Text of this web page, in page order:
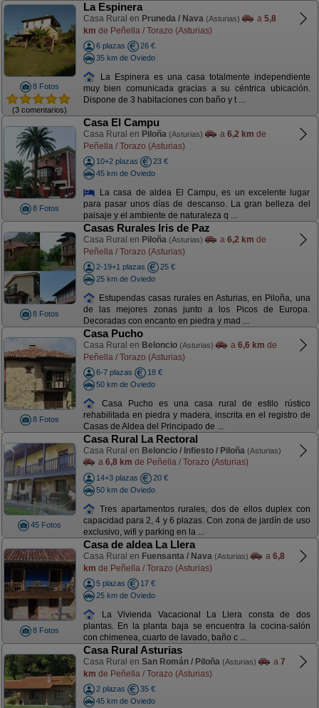
8 Fotos
(3 comentarios)
La Espinera
Casa Rural en Pruneda / Nava (Asturias) a 5,8
km de Peñella / Torazo (Asturias)
6 plazas
26 €
35 km de Oviedo
La Espinera es una casa totalmente independiente
muy bien comunicada gracias a su céntrica ubicación.
Dispone de 3 habitaciones con baño y t ...
8 Fotos
Casa El Campu
Casa Rural en Piloña (Asturias) a 6,2 km de
Peñella / Torazo (Asturias)
10+2 plazas
23 €
45 km de Oviedo
La casa de aldea El Campu, es un excelente lugar
para pasar unos días de descanso. La gran belleza del
paisaje y el ambiente de naturaleza q ...
8 Fotos
Casas Rurales Iris de Paz
Casa Rural en Piloña (Asturias) a 6,2 km de
Peñella / Torazo (Asturias)
2-19+1 plazas
25 €
25 km de Oviedo
Estupendas casas rurales en Asturias, en Piloña, una
de las mejores zonas junto a los Picos de Europa.
Decoradas con encanto en piedra y mad ...
8 Fotos
Casa Pucho
Casa Rural en Beloncio (Asturias) a 6,6 km de
Peñella / Torazo (Asturias)
6-7 plazas
18 €
50 km de Oviedo
Casa Pucho es una casa rural de estilo rústico
rehabilitada en piedra y madera, inscrita en el registro de
Casas de Aldea del Principado de ...
45 Fotos
Casa Rural La Rectoral
Casa Rural en Beloncio / Infiesto / Piloña (Asturias)
a 6,8 km de Peñella / Torazo (Asturias)
14+3 plazas
20 €
50 km de Oviedo
Tres apartamentos rurales, dos de ellos duplex con
capacidad para 2, 4 y 6 plazas. Con zona de jardín de uso
exclusivo, wifi y parking en la ...
8 Fotos
Casa de aldea La Llera
Casa Rural en Fuensanta / Nava (Asturias) a 6,8
km de Peñella / Torazo (Asturias)
5 plazas
17 €
25 km de Oviedo
La Vivienda Vacacional La Llera consta de dos
plantas. En la planta baja se encuentra la cocina-salón
con chimenea, cuarto de lavado, baño c ...
Casa Rural Asturias
Casa Rural en San Román / Piloña (Asturias) a 7
km de Peñella / Torazo (Asturias)
2 plazas
35 €
45 km de Oviedo